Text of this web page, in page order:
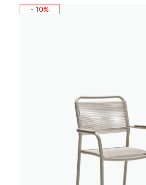
- 10%